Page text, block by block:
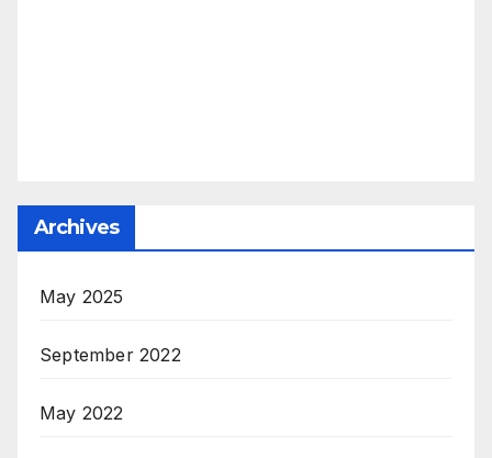
Archives
May 2025
September 2022
May 2022